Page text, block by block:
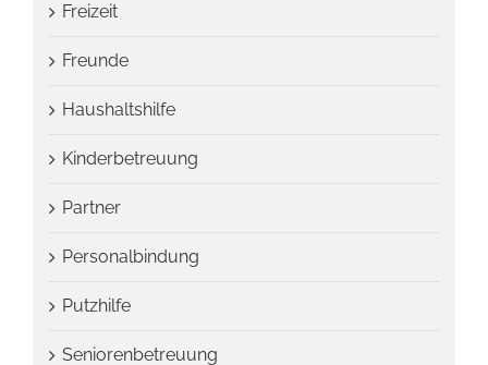
Freizeit
Freunde
Haushaltshilfe
Kinderbetreuung
Partner
Personalbindung
Putzhilfe
Seniorenbetreuung